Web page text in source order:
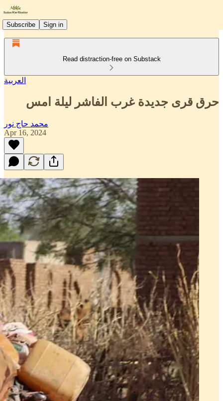
Subscribe Sign in
Read distraction-free on Substack
العربية
حرق قرى جديدة غرب الفاشر ليلة امس
محمد حاج نور
Apr 16, 2024